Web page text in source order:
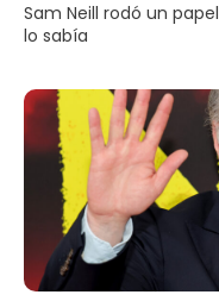
Sam Neill rodó un
lo sabía